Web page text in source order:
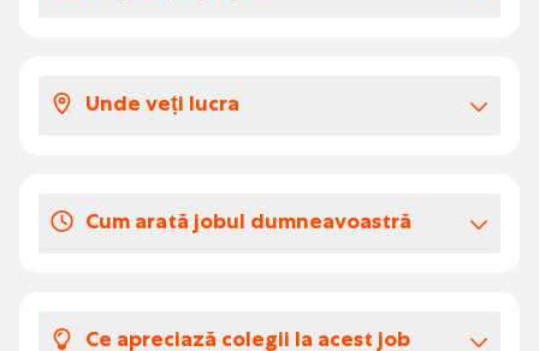
În funcție de experiența ta, salariul tău va fi
între 18 și 24 euro pe oră.
20 zile de concediu anual.
Unde veți lucra
Cum arată jobul dumneavoastră
Ce apreciază colegii la acest job